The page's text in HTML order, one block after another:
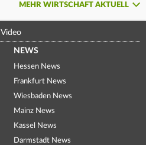
MEHR WIRTSCHAFT AKTUELL
Video
NEWS
Hessen News
Frankfurt News
Wiesbaden News
Mainz News
Kassel News
Darmstadt News